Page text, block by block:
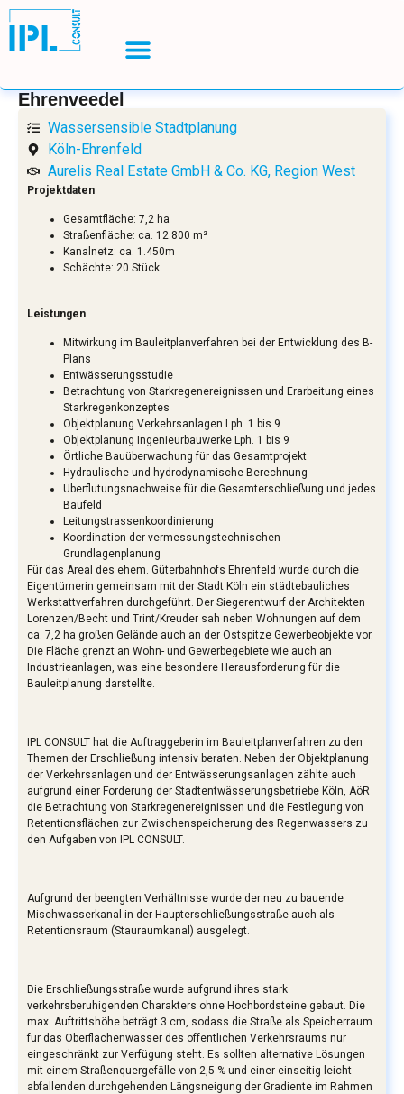
Ehrenveedel
Wassersensible Stadtplanung
Köln-Ehrenfeld
Aurelis Real Estate GmbH & Co. KG, Region West
Projektdaten
Gesamtfläche: 7,2 ha
Straßenfläche: ca. 12.800 m²
Kanalnetz: ca. 1.450m
Schächte: 20 Stück
Leistungen
Mitwirkung im Bauleitplanverfahren bei der Entwicklung des B-
Plans
Entwässerungsstudie
Betrachtung von Starkregenereignissen und Erarbeitung eines
Starkregenkonzeptes
Objektplanung Verkehrsanlagen Lph. 1 bis 9
Objektplanung Ingenieurbauwerke Lph. 1 bis 9
Örtliche Bauüberwachung für das Gesamtprojekt
Hydraulische und hydrodynamische Berechnung
Überflutungsnachweise für die Gesamterschließung und jedes
Baufeld
Leitungstrassenkoordinierung
Koordination der vermessungstechnischen
Grundlagenplanung
Für das Areal des ehem. Güterbahnhofs Ehrenfeld wurde durch die
Eigentümerin gemeinsam mit der Stadt Köln ein städtebauliches
Werkstattverfahren durchgeführt. Der Siegerentwurf der Architekten
Lorenzen/Becht und Trint/Kreuder sah neben Wohnungen auf dem
ca. 7,2 ha großen Gelände auch an der Ostspitze Gewerbeobjekte vor.
Die Fläche grenzt an Wohn- und Gewerbegebiete wie auch an
Industrieanlagen, was eine besondere Herausforderung für die
Bauleitplanung darstellte.
IPL CONSULT hat die Auftraggeberin im Bauleitplanverfahren zu den
Themen der Erschließung intensiv beraten. Neben der Objektplanung
der Verkehrsanlagen und der Entwässerungsanlagen zählte auch
aufgrund einer Forderung der Stadtentwässerungsbetriebe Köln, AöR
die Betrachtung von Starkregenereignissen und die Festlegung von
Retentionsflächen zur Zwischenspeicherung des Regenwassers zu
den Aufgaben von IPL CONSULT.
Aufgrund der beengten Verhältnisse wurde der neu zu bauende
Mischwasserkanal in der Haupterschließungsstraße auch als
Retentionsraum (Stauraumkanal) ausgelegt.
Die Erschließungsstraße wurde aufgrund ihres stark
verkehrsberuhigenden Charakters ohne Hochbordsteine gebaut. Die
max. Auftrittshöhe beträgt 3 cm, sodass die Straße als Speicherraum
für das Oberflächenwasser des öffentlichen Verkehrsraums nur
eingeschränkt zur Verfügung steht. Es sollten alternative Lösungen
mit einem Straßenquergefälle von 2,5 % und einer einseitig leicht
abfallenden durchgehenden Längsneigung der Gradiente im Rahmen